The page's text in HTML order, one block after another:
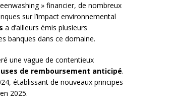
» financier, de nombreux
sur l’impact environnemental
a d’ailleurs émis plusieurs
banques dans ce domaine.
une vague de contentieux
de remboursement anticipé.
établissant de nouveaux principes
2025.